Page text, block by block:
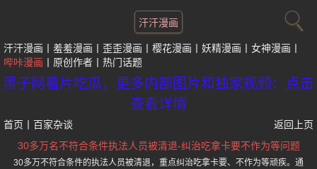
汗汗漫画
汗汗漫画 羞羞漫画 歪歪漫画 樱花漫画 妖精漫画
女神漫画
哔咔漫画
原创作者 热门话题
黑子网看片吃瓜，更多内部图片和独家视频：点击
查看详情
首页 百家杂谈
返回上页
30多万名不符合条件执法人员被清退-纠治吃拿卡要不作为等问题
30多万不符合条件的执法人员被清退，重点纠治吃拿卡要、不作为等顽疾。通